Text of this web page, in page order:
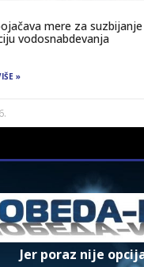
mere za
vodosnabdevanja
»
Jer poraz nije